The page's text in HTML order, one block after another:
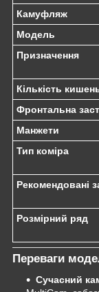
Камуфляж
Модель
Призначення
Кількість
Фронтальна
Манжети
Тип коміра
Рекомендовані
Розмірний ряд
Переваги
Сучасний